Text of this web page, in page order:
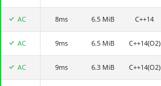
AC 冯泉钧
8ms 6.5 MiB C++14
AC Lucy_2024
9ms 6.5 MiB C++14(O2)
AC 何中瀚
9ms 6.3 MiB C++14(O2)